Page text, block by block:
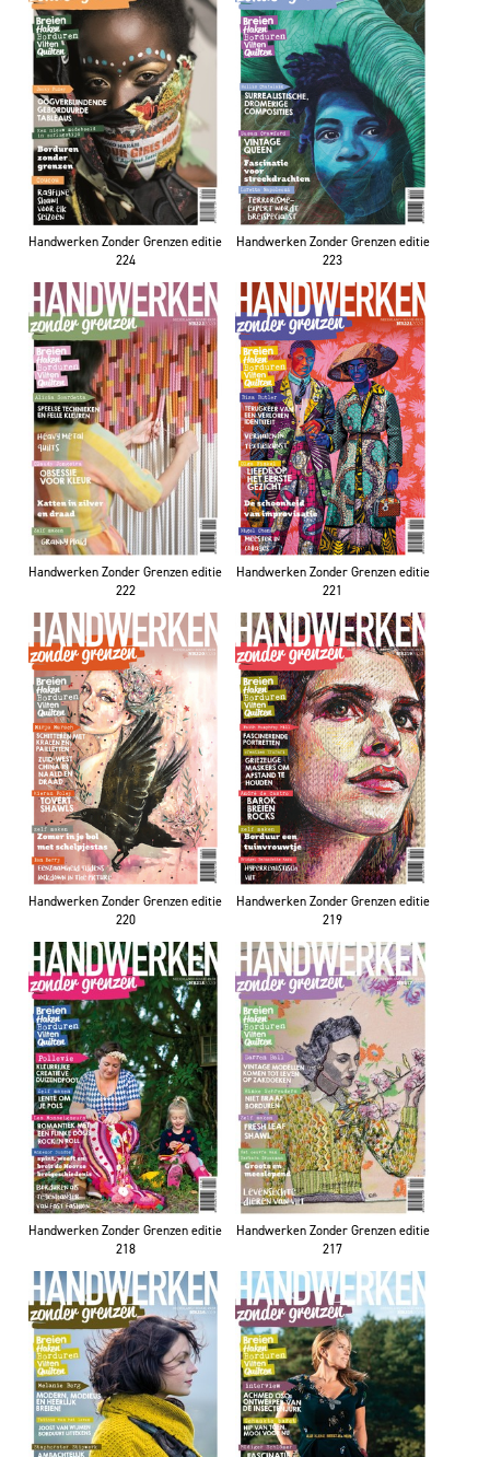
Handwerken Zonder Grenzen editie
224
Handwerken Zonder Grenzen editie
223
Handwerken Zonder Grenzen editie
222
Handwerken Zonder Grenzen editie
221
Handwerken Zonder Grenzen editie
220
Handwerken Zonder Grenzen editie
219
Handwerken Zonder Grenzen editie
218
Handwerken Zonder Grenzen editie
217